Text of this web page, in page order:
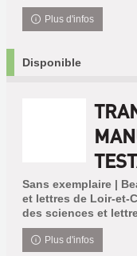
Plus d'infos
Disponible
Sans exemplaire |
et lettres de Loir-et-
des sciences et
Plus d'infos